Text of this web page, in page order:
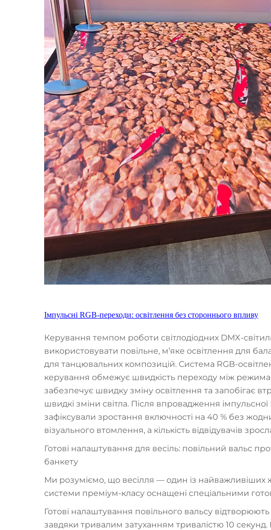
Імпульсні RGB-переходи: освітлення без стороннього впливу
Керування темпом роботи світлодіодних DMX-
використовувати повільне, м’яке освітлення для
для танцювальних композицій. Система RGB-
керування обмежує швидкість переходу між
забезпечує швидку зміну освітлення та запобігає
швидкі зміни світла. Після впровадження
зафіксували зростання включності на 40 % без
візуального втомлення, а кількість відвідувачів
Готові налаштування для весіль: повільний вальс
банкету
Ми розуміємо, що весілля — один із найважливіших
системи преміум-класу оснащені спеціальними
Готові налаштування повільного вальсу
завдяки тривалим затуханням тривалістю 10